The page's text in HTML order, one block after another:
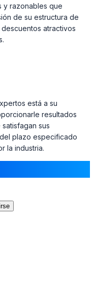
y razonables que
de su estructura de
atractivos
está a su
resultados
sus
plazo especificado
la industria.